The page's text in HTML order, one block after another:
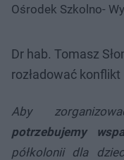
Ośrodek Szkolno-
Dr hab. Tomasz
rozładować konflikt
Aby
potrzebujemy
półkolonii dla